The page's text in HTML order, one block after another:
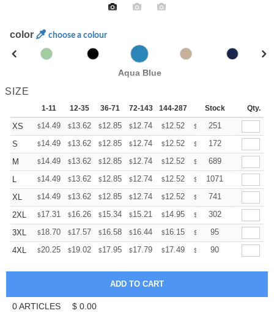
color choose a colour
Aqua Blue
SIZE
1-11 12-35 36-71 72-143 144-287 288 + More
Stock Qty.
XS $14.49 $13.62 $12.85 $12.74 $12.52 $ 12.41
251
S
$14.49 $13.62 $12.85 $12.74 $12.52 $ 12.41
172
M
$14.49 $13.62 $12.85 $12.74 $12.52 $ 12.41
689
L
$14.49 $13.62 $12.85 $12.74 $12.52 $ 12.41
1071
XL
$14.49 $13.62 $12.85 $12.74 $12.52 $ 12.41
741
2XL
$17.31 $16.26 $15.34 $15.21 $14.95 $ 14.81
302
3XL
$18.70 $17.57 $16.58 $16.44 $16.15 $ 16.01
95
4XL
$20.25 $19.02 $17.95 $17.79 $17.49 $ 17.33
90
0ARTICLES $ 0.00